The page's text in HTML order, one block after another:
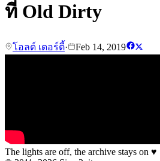
ที่ Old Dirty
โอลด์ เดอร์ตี้· Feb 14, 2019
The lights are off, the archive stays on ♥